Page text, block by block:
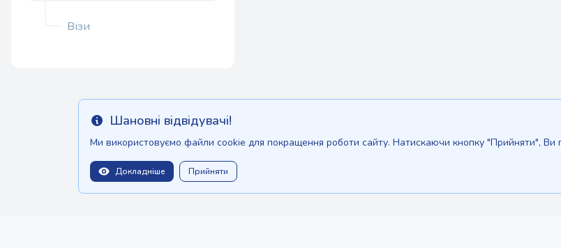
Візи
Info Шановні відвідувачі!
Ми використовуємо файли cookie для покращення роботи сайту. Натискаючи кнопку "Прийняти", Ви
Докладніше Прийняти